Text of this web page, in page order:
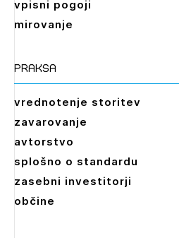
vpisni pogoji
mirovanje
praksa
vrednotenje storitev
zavarovanje
avtorstvo
splošno o standardu
zasebni investitorji
občine